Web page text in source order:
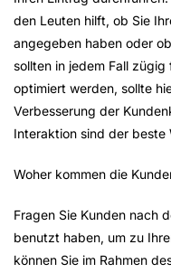
den Leuten hilft, ob Sie
angegeben haben oder
sollten in jedem Fall
optimiert werden, sollte
Verbesserung der
Interaktion sind der beste
Woher kommen die
Fragen Sie Kunden nach
benutzt haben, um zu
können Sie im Rahmen